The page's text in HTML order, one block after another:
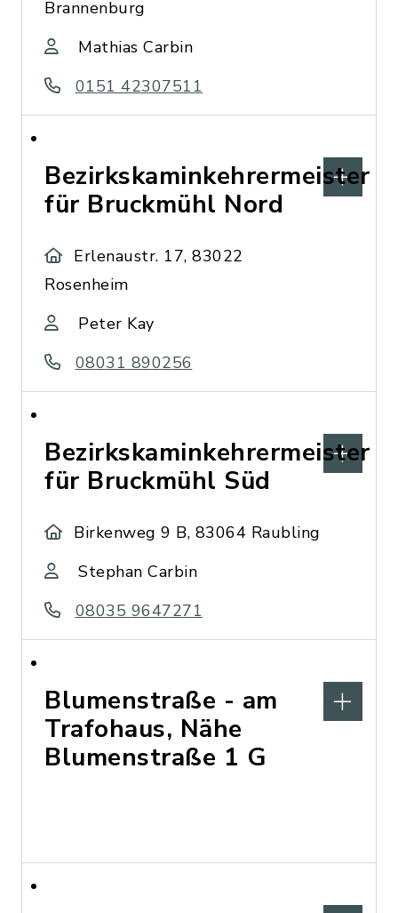
Brannenburg
Mathias Carbin
0151 42307511
Bezirkskaminkehrermeister
für Bruckmühl Nord
Erlenaustr. 17, 83022
Rosenheim
Peter Kay
08031 890256
Bezirkskaminkehrermeister
für Bruckmühl Süd
Birkenweg 9 B, 83064 Raubling
Stephan Carbin
08035 9647271
Blumenstraße - am
Trafohaus, Nähe
Blumenstraße 1 G